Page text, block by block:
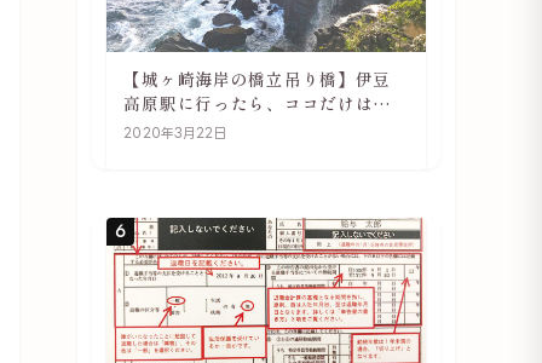
【城ヶ崎海岸の橋立吊り橋】伊豆
高原駅に行ったら、ココだけは必
ず訪れてほしい
2020年3月22日
6